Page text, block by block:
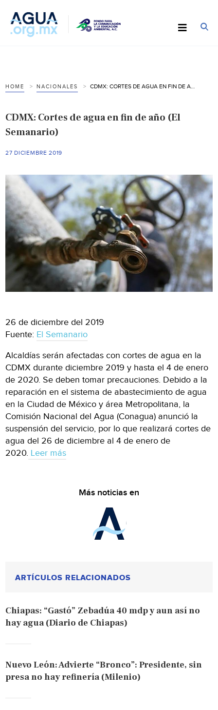
HOME NACIONALES
CDMX: Cortes de agua en fin de año (El
Semanario)
27 DICIEMBRE 2019
26 de diciembre del 2019
Fuente: El Semanario
Alcaldías serán afectadas con cortes de agua en la
CDMX durante diciembre 2019 y hasta el 4 de enero
de 2020. Se deben tomar precauciones. Debido a la
reparación en el sistema de abastecimiento de agua
en la Ciudad de México y área Metropolitana, la
Comisión Nacional del Agua (Conagua) anunció la
suspensión del servicio, por lo que realizará cortes de
agua del 26 de diciembre al 4 de enero de
2020. Leer más
Más noticias en
ARTÍCULOS RELACIONADOS
Chiapas: “Gastó” Zebadúa 40 mdp y aun así no
hay agua (Diario de Chiapas)
Nuevo León: Advierte “Bronco”: Presidente, sin
presa no hay refinería (Milenio)